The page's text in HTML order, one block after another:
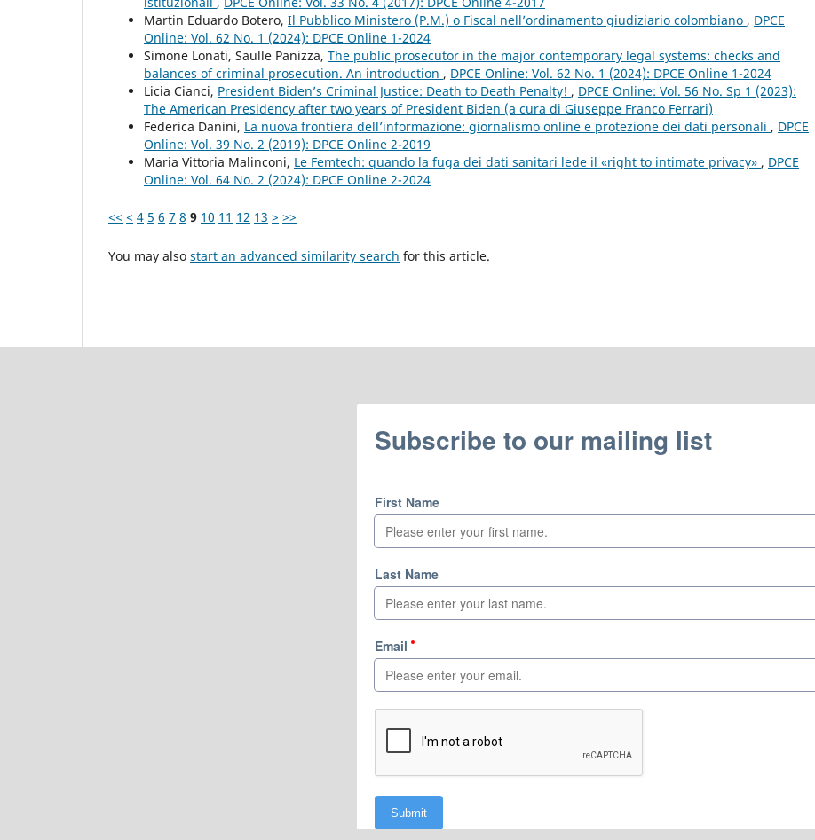
Martin Eduardo Botero, Il Pubblico Ministero (P.M.) o Fiscal nell’ordinamento giudiziario colombiano , DPCE
Online: Vol. 62 No. 1 (2024): DPCE Online 1-2024
Simone Lonati, Saulle Panizza, The public prosecutor in the major contemporary legal systems: checks and
balances of criminal prosecution. An introduction , DPCE Online: Vol. 62 No. 1 (2024): DPCE Online 1-2024
Licia Cianci, President Biden’s Criminal Justice: Death to Death Penalty! , DPCE Online: Vol. 56 No. Sp 1 (2023):
The American Presidency after two years of President Biden (a cura di Giuseppe Franco Ferrari)
Federica Danini, La nuova frontiera dell’informazione: giornalismo online e protezione dei dati personali , DPCE
Online: Vol. 39 No. 2 (2019): DPCE Online 2-2019
Maria Vittoria Malinconi, Le Femtech: quando la fuga dei dati sanitari lede il «right to intimate privacy» , DPCE
Online: Vol. 64 No. 2 (2024): DPCE Online 2-2024
<< < 4 5 6 7 8 9 10 11 12 13 > >>
You may also start an advanced similarity search for this article.